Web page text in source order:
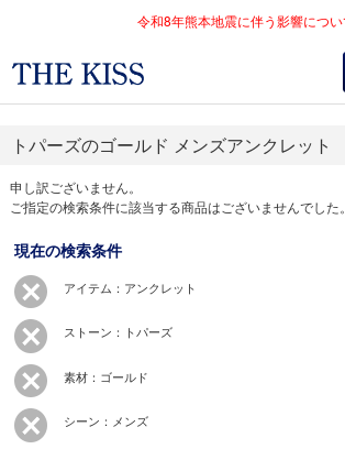
令和8年熊本地震に伴う影響につい
トパーズのゴールド メンズアンクレット
申し訳ございません。
ご指定の検索条件に該当する商品はございませんでした。
現在の検索条件
アイテム：アンクレット
ストーン：トパーズ
素材：ゴールド
シーン：メンズ